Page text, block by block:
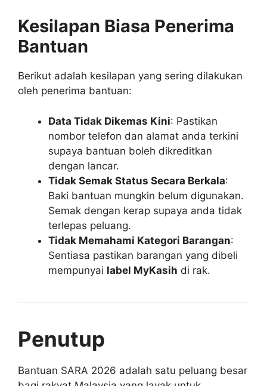
Kesilapan Biasa Penerima
Bantuan
Berikut adalah kesilapan yang sering dilakukan
oleh penerima bantuan:
Data Tidak Dikemas Kini: Pastikan
nombor telefon dan alamat anda terkini
supaya bantuan boleh dikreditkan
dengan lancar.
Tidak Semak Status Secara Berkala:
Baki bantuan mungkin belum digunakan.
Semak dengan kerap supaya anda tidak
terlepas peluang.
Tidak Memahami Kategori Barangan:
Sentiasa pastikan barangan yang dibeli
mempunyai label MyKasih di rak.
Penutup
Bantuan SARA 2026 adalah satu peluang besar